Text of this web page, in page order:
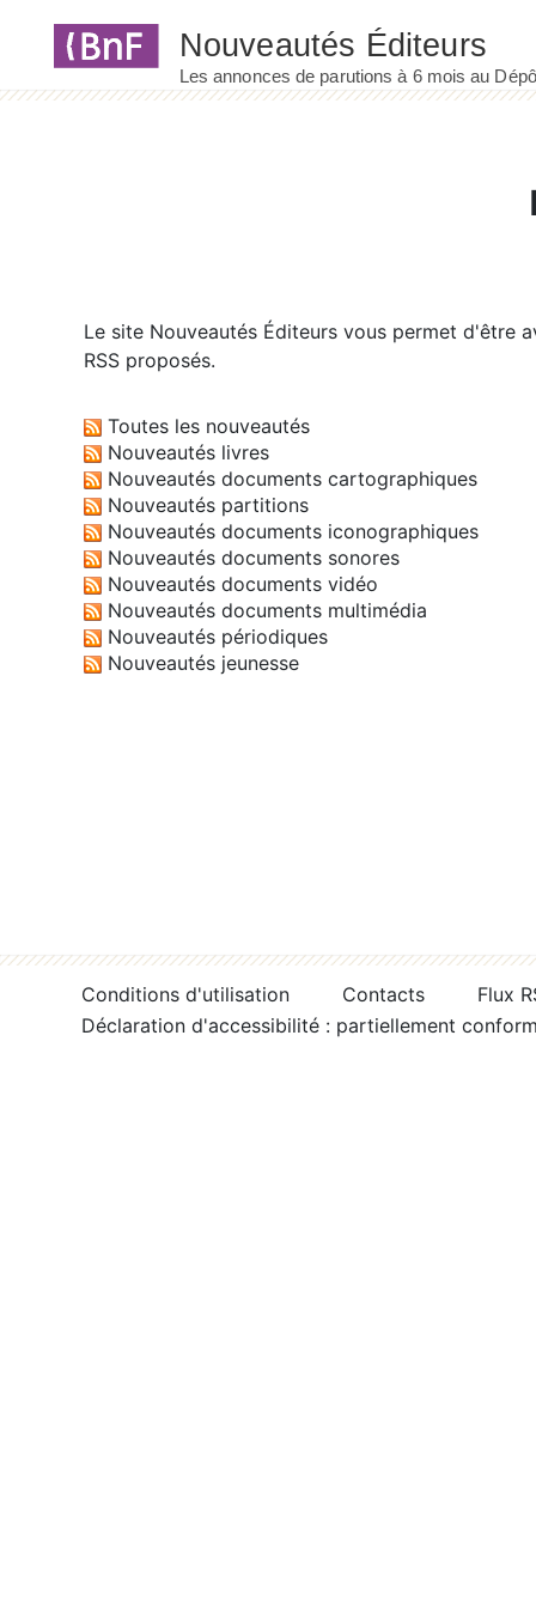
Le site Nouveautés Éditeurs vous permet d'être
RSS proposés.
Toutes les nouveautés
Nouveautés livres
Nouveautés documents cartographiques
Nouveautés partitions
Nouveautés documents iconographiques
Nouveautés documents sonores
Nouveautés documents vidéo
Nouveautés documents multimédia
Nouveautés périodiques
Nouveautés jeunesse
Conditions d'utilisation Contacts
Flux
Déclaration d'accessibilité : partiellement